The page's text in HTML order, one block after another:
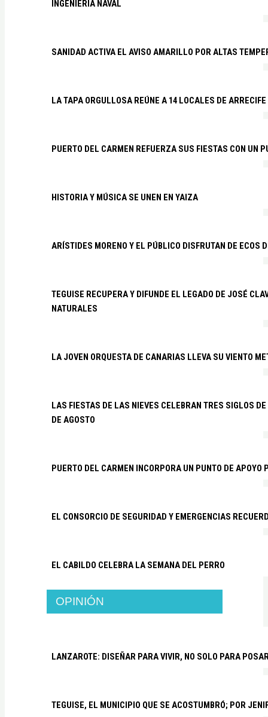
INGENIERÍA NAVAL
SANIDAD ACTIVA EL AVISO AMARILLO POR ALTAS
LA TAPA ORGULLOSA REÚNE A 14 LOCALES DE ARRECIFE
PUERTO DEL CARMEN REFUERZA SUS FIESTAS CON UN
HISTORIA Y MÚSICA SE UNEN EN YAIZA
ARÍSTIDES MORENO Y EL PÚBLICO DISFRUTAN DE ECOS
TEGUISE RECUPERA Y DIFUNDE EL LEGADO DE JOSÉ
NATURALES
LA JOVEN ORQUESTA DE CANARIAS LLEVA SU VIENTO
LAS FIESTAS DE LAS NIEVES CELEBRAN TRES SIGLOS
DE AGOSTO
PUERTO DEL CARMEN INCORPORA UN PUNTO DE
EL CONSORCIO DE SEGURIDAD Y EMERGENCIAS
EL CABILDO CELEBRA LA SEMANA DEL PERRO
OPINIÓN
LANZAROTE: DISEÑAR PARA VIVIR, NO SOLO PARA
TEGUISE, EL MUNICIPIO QUE SE ACOSTUMBRÓ; POR